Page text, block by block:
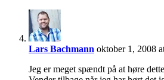
Lars Bachmann oktober 1, 2008
Jeg er meget spændt på at høre